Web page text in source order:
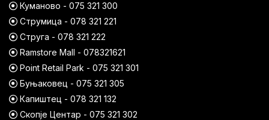
Куманово - 075 321 300
Струмица - 078 321 221
Струга - 078 321 222
Ramstore Mall - 078321621
Point Retail Park - 075 321 301
Буњаковец - 075 321 305
Капиштец - 078 321 132
Скопје Центар - 075 321 302